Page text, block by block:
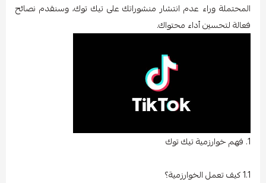
المحتملة وراء عدم انتشار منشوراتك على تيك توك، وسنقدم نصائح
فعالة لتحسين أداء محتواك.
1. فهم خوارزمية تيك توك
1.1 كيف تعمل الخوارزمية؟